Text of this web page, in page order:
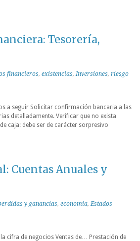
Tesorería,
financieros, existencias,Inversiones, riesgo
a seguir Solicitar confirmación bancaria a las
detalladamente. Verificar que no exista
caja: debe ser de carácter sorpresivo
Cuentas Anuales y
y ganancias, economia,Estados
cifra de negocios Ventas de… Prestación de